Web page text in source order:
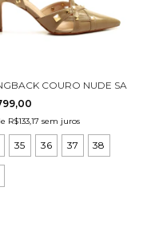
CECCONELLO 3031001-1
COURO NUDE
R$133,17 sem juros
35 36 37 38